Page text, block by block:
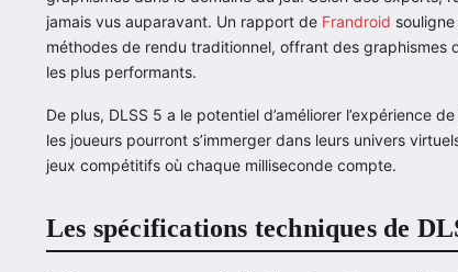
jamais vus auparavant. Un rapport de Frandroid
méthodes de rendu traditionnel, offrant des graphismes
les plus performants.
De plus, DLSS 5 a le potentiel d’améliorer l’expérience
les joueurs pourront s’immerger dans leurs univers
jeux compétitifs où chaque milliseconde compte.
Les spécifications techniques de